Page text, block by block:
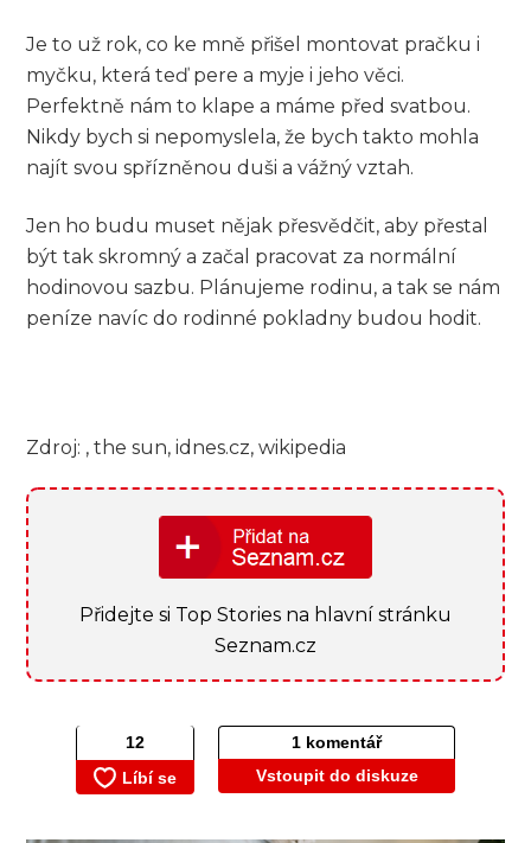
Je to už rok, co ke mně přišel montovat pračku i
myčku, která teď pere a myje i jeho věci.
Perfektně nám to klape a máme před svatbou.
Nikdy bych si nepomyslela, že bych takto mohla
najít svou spřízněnou duši a vážný vztah.
Jen ho budu muset nějak přesvědčit, aby přestal
být tak skromný a začal pracovat za normální
hodinovou sazbu. Plánujeme rodinu, a tak se nám
peníze navíc do rodinné pokladny budou hodit.
Zdroj: , the sun, idnes.cz, wikipedia
Přidejte si Top Stories na hlavní stránku
Seznam.cz
1 komentář
Vstoupit do diskuze